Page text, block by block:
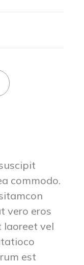
commodo.
vero eros
laoreet vel
est